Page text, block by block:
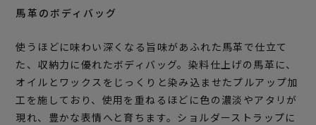
馬革のボディバッグ
使うほどに味わい深くなる旨味があふれた馬革で仕立て
た、収納力に優れたボディバッグ。染料仕上げの馬革に、
オイルとワックスをじっくりと染み込ませたプルアップ加
工を施しており、使用を重ねるほどに色の濃淡やアタリが
現れ、豊かな表情へと育ちます。ショルダーストラップに